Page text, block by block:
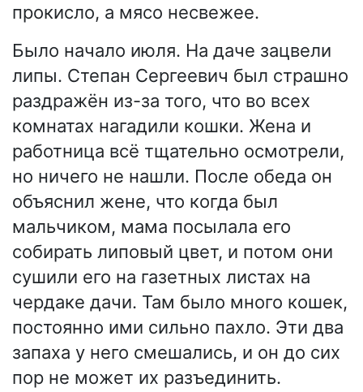
прокисло, а мясо несвежее.
Было начало июля. На даче зацвели
липы. Степан Сергеевич был страшно
раздражён из-за того, что во всех
комнатах нагадили кошки. Жена и
работница всё тщательно осмотрели,
но ничего не нашли. После обеда он
объяснил жене, что когда был
мальчиком, мама посылала его
собирать липовый цвет, и потом они
сушили его на газетных листах на
чердаке дачи. Там было много кошек,
постоянно ими сильно пахло. Эти два
запаха у него смешались, и он до сих
пор не может их разъединить.